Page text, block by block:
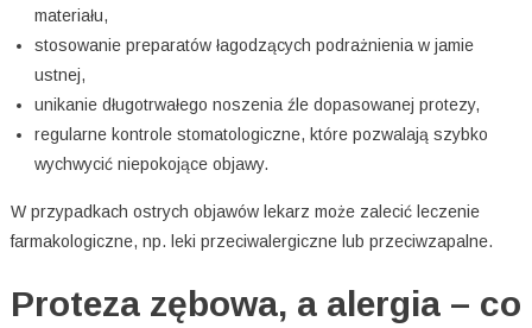
materiału,
stosowanie preparatów łagodzących podrażnienia w jamie
ustnej,
unikanie długotrwałego noszenia źle dopasowanej protezy,
regularne kontrole stomatologiczne, które pozwalają szybko
wychwycić niepokojące objawy.
W przypadkach ostrych objawów lekarz może zalecić leczenie
farmakologiczne, np. leki przeciwalergiczne lub przeciwzapalne.
Proteza zębowa, a alergia – co